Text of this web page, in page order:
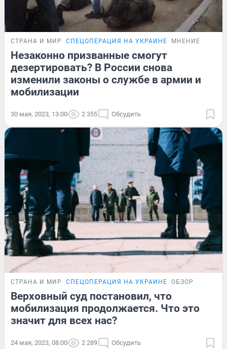
СТРАНА И МИР СПЕЦОПЕРАЦИЯ НА УКРАИНЕ МНЕНИЕ
Незаконно призванные смогут
дезертировать? В России снова
изменили законы о службе в армии и
мобилизации
30 мая, 2023, 13:00 2 355 Обсудить
СТРАНА И МИР СПЕЦОПЕРАЦИЯ НА УКРАИНЕ ОБЗОР
Верховный суд постановил, что
мобилизация продолжается. Что это
значит для всех нас?
24 мая, 2023, 08:00 2 289 Обсудить